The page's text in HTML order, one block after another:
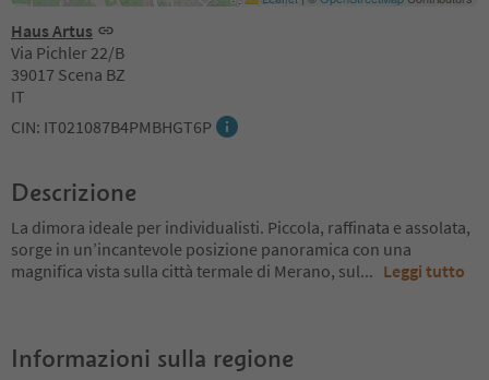
Haus Artus
Via Pichler 22/B
39017 Scena BZ
IT
CIN: IT021087B4PMBHGT6P
Descrizione
La dimora ideale per individualisti. Piccola, raffinata e assolata,
sorge in un’incantevole posizione panoramica con una
magnifica vista sulla città termale di Merano, sul... Leggi tutto
Informazioni sulla regione